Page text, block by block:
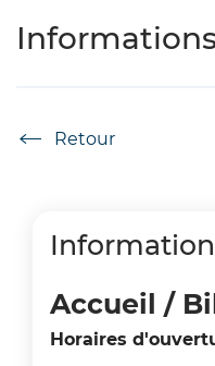
Accueil
Accueil /
Horaires